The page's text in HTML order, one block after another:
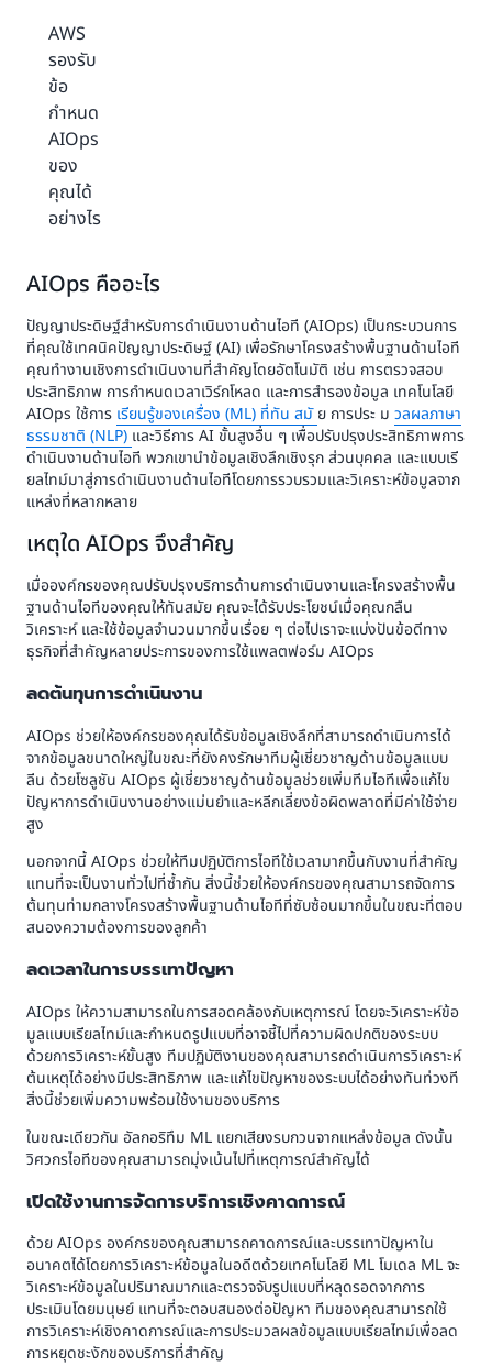
AWS
รองรับ
ข้อ
กำหนด
AIOps
ของ
คุณได้
อย่างไร
AIOps คืออะไร
ปัญญาประดิษฐ์สำหรับการดำเนินงานด้านไอที (AIOps) เป็นกระบวนการ
ที่คุณใช้เทคนิคปัญญาประดิษฐ์ (AI) เพื่อรักษาโครงสร้างพื้นฐานด้านไอที
คุณทำงานเชิงการดำเนินงานที่สำคัญโดยอัตโนมัติ เช่น การตรวจสอบ
ประสิทธิภาพ การกำหนดเวลาเวิร์กโหลด และการสำรองข้อมูล เทคโนโลยี
AIOps ใช้การ เรียนรู้ของเครื่อง (ML) ที่ทัน สมัย การประ ม วลผลภาษา
ธรรมชาติ (NLP) และวิธีการ AI ขั้นสูงอื่น ๆ เพื่อปรับปรุงประสิทธิภาพการ
ดำเนินงานด้านไอที พวกเขานำข้อมูลเชิงลึกเชิงรุก ส่วนบุคคล และแบบเรี
ยลไทม์มาสู่การดำเนินงานด้านไอทีโดยการรวบรวมและวิเคราะห์ข้อมูลจาก
แหล่งที่หลากหลาย
เหตุใด AIOps จึงสำคัญ
เมื่อองค์กรของคุณปรับปรุงบริการด้านการดำเนินงานและโครงสร้างพื้น
ฐานด้านไอทีของคุณให้ทันสมัย คุณจะได้รับประโยชน์เมื่อคุณกลืน
วิเคราะห์ และใช้ข้อมูลจำนวนมากขึ้นเรื่อย ๆ ต่อไปเราจะแบ่งปันข้อดีทาง
ธุรกิจที่สำคัญหลายประการของการใช้แพลตฟอร์ม AIOps
ลดต้นทุนการดำเนินงาน
AIOps ช่วยให้องค์กรของคุณได้รับข้อมูลเชิงลึกที่สามารถดำเนินการได้
จากข้อมูลขนาดใหญ่ในขณะที่ยังคงรักษาทีมผู้เชี่ยวชาญด้านข้อมูลแบบ
ลีน ด้วยโซลูชัน AIOps ผู้เชี่ยวชาญด้านข้อมูลช่วยเพิ่มทีมไอทีเพื่อแก้ไข
ปัญหาการดำเนินงานอย่างแม่นยำและหลีกเลี่ยงข้อผิดพลาดที่มีค่าใช้จ่าย
สูง
นอกจากนี้ AIOps ช่วยให้ทีมปฏิบัติการไอทีใช้เวลามากขึ้นกับงานที่สำคัญ
แทนที่จะเป็นงานทั่วไปที่ซ้ำกัน สิ่งนี้ช่วยให้องค์กรของคุณสามารถจัดการ
ต้นทุนท่ามกลางโครงสร้างพื้นฐานด้านไอทีที่ซับซ้อนมากขึ้นในขณะที่ตอบ
สนองความต้องการของลูกค้า
ลดเวลาในการบรรเทาปัญหา
AIOps ให้ความสามารถในการสอดคล้องกับเหตุการณ์ โดยจะวิเคราะห์ข้อ
มูลแบบเรียลไทม์และกำหนดรูปแบบที่อาจชี้ไปที่ความผิดปกติของระบบ
ด้วยการวิเคราะห์ขั้นสูง ทีมปฏิบัติงานของคุณสามารถดำเนินการวิเคราะห์
ต้นเหตุได้อย่างมีประสิทธิภาพ และแก้ไขปัญหาของระบบได้อย่างทันท่วงที
สิ่งนี้ช่วยเพิ่มความพร้อมใช้งานของบริการ
ในขณะเดียวกัน อัลกอริทึม ML แยกเสียงรบกวนจากแหล่งข้อมูล ดังนั้น
วิศวกรไอทีของคุณสามารถมุ่งเน้นไปที่เหตุการณ์สำคัญได้
เปิดใช้งานการจัดการบริการเชิงคาดการณ์
ด้วย AIOps องค์กรของคุณสามารถคาดการณ์และบรรเทาปัญหาใน
อนาคตได้โดยการวิเคราะห์ข้อมูลในอดีตด้วยเทคโนโลยี ML โมเดล ML จะ
วิเคราะห์ข้อมูลในปริมาณมากและตรวจจับรูปแบบที่หลุดรอดจากการ
ประเมินโดยมนุษย์ แทนที่จะตอบสนองต่อปัญหา ทีมของคุณสามารถใช้
การวิเคราะห์เชิงคาดการณ์และการประมวลผลข้อมูลแบบเรียลไทม์เพื่อลด
การหยุดชะงักของบริการที่สำคัญ